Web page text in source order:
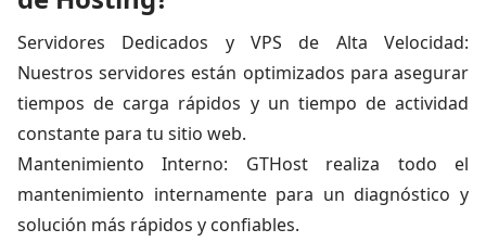
Servidores Dedicados y VPS de Alta Velocidad:
Nuestros servidores están optimizados para asegurar
tiempos de carga rápidos y un tiempo de actividad
constante para tu sitio web.
Mantenimiento Interno: GTHost realiza todo el
mantenimiento internamente para un diagnóstico y
solución más rápidos y confiables.